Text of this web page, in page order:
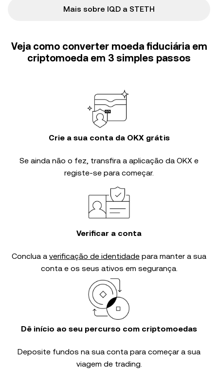
Mais sobre IQD a STETH
Veja como converter moeda fiduciária em
criptomoeda em 3 simples passos
Crie a sua conta da OKX grátis
Se ainda não o fez, transfira a aplicação da OKX e
registe-se para começar.
Verificar a conta
Conclua a verificação de identidade para manter a sua
conta e os seus ativos em segurança.
Dê início ao seu percurso com criptomoedas
Deposite fundos na sua conta para começar a sua
viagem de trading.